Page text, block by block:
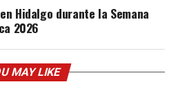
Hidalgo durante la Semana
2026
MAY LIKE